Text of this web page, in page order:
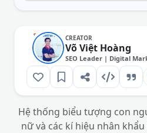
CREATOR
Võ Việt Hoàng
SEO Leader | Digital
Hệ thống biểu tượng con
nữ và các kí hiệu nhân